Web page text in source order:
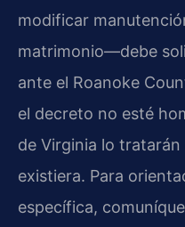
modificar
matrimonio—debe
ante el Roanoke
el decreto no esté
de Virginia lo
existiera. Para
específica,